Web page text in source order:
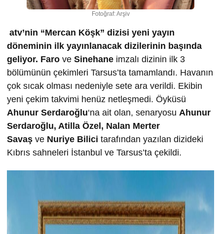
Fotoğraf: Arşiv
atv’nin “Mercan Köşk” dizisi yeni yayın
döneminin ilk yayınlanacak dizilerinin başında
geliyor. Faro ve Sinehane imzalı dizinin ilk 3
bölümünün çekimleri Tarsus’ta tamamlandı. Havanın
çok sıcak olması nedeniyle sete ara verildi. Ekibin
yeni çekim takvimi henüz netleşmedi. Öyküsü
Ahunur Serdaroğlu‘na ait olan, senaryosu Ahunur
Serdaroğlu, Atilla Özel, Nalan Merter
Savaş ve Nuriye Bilici tarafından yazılan dizideki
Kıbrıs sahneleri İstanbul ve Tarsus’ta çekildi.